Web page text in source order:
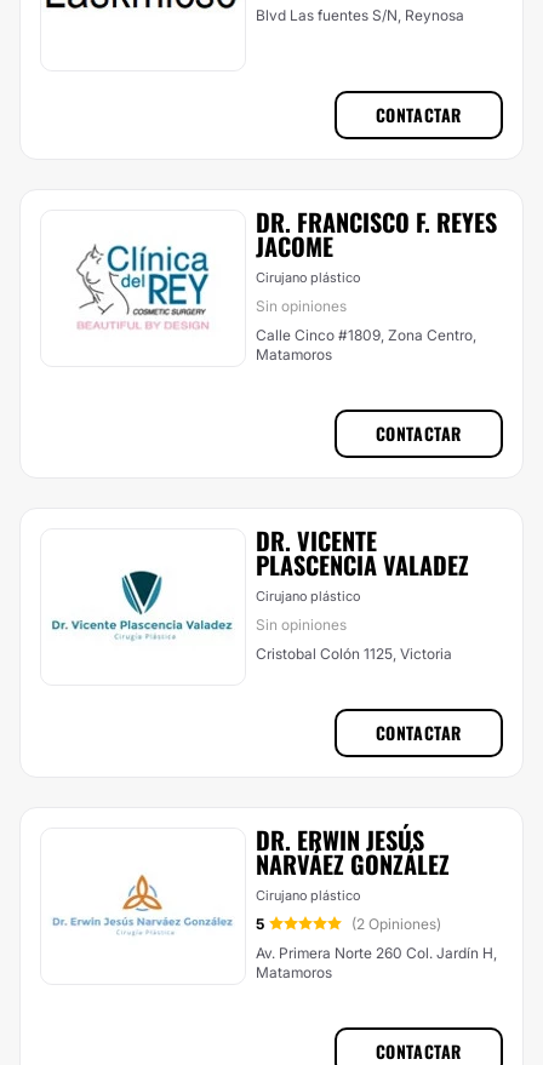
Blvd Las fuentes S/N, Reynosa
CONTACTAR
DR. FRANCISCO F. REYES
JACOME
Cirujano plástico
Sin opiniones
Calle Cinco #1809, Zona Centro,
Matamoros
CONTACTAR
DR. VICENTE
PLASCENCIA VALADEZ
Cirujano plástico
Sin opiniones
Cristobal Colón 1125, Victoria
CONTACTAR
DR. ERWIN JESÚS
NARVÁEZ GONZÁLEZ
Cirujano plástico
5
(2 Opiniones)
Av. Primera Norte 260 Col. Jardín H,
Matamoros
CONTACTAR